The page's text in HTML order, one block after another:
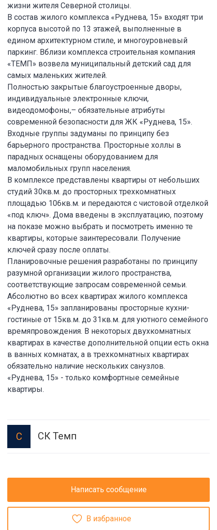
жизни жителя Северной столицы.
В состав жилого комплекса «Руднева, 15» входят три
корпуса высотой по 13 этажей, выполненные в
едином архитектурном стиле, и многоуровневый
паркинг. Вблизи комплекса строительная компания
«ТЕМП» возвела муниципальный детский сад для
самых маленьких жителей.
Полностью закрытые благоустроенные дворы,
индивидуальные электронные ключи,
видеодомофоны,– обязательные атрибуты
современной безопасности для ЖК «Руднева, 15».
Входные группы задуманы по принципу без
барьерного пространства. Просторные холлы в
парадных оснащены оборудованием для
маломобильных групп населения.
В комплексе представлены квартиры от небольших
студий 30кв.м. до просторных трехкомнатных
площадью 106кв.м. и передаются с чистовой отделкой
«под ключ». Дома введены в эксплуатацию, поэтому
на показе можно выбрать и посмотреть именно те
квартиры, которые заинтересовали. Получение
ключей сразу после оплаты.
Планировочные решения разработаны по принципу
разумной организации жилого пространства,
соответствующие запросам современной семьи.
Абсолютно во всех квартирах жилого комплекса
«Руднева, 15» запланированы просторные кухни-
гостиные от 15кв.м. до 31кв.м. для уютного семейного
времяпровождения. В некоторых двухкомнатных
квартирах в качестве дополнительной опции есть окна
в ванных комнатах, а в трехкомнатных квартирах
обязательно наличие нескольких санузлов.
«Руднева, 15» - только комфортные семейные
квартиры.
С СК Темп
Написать сообщение
В избранное